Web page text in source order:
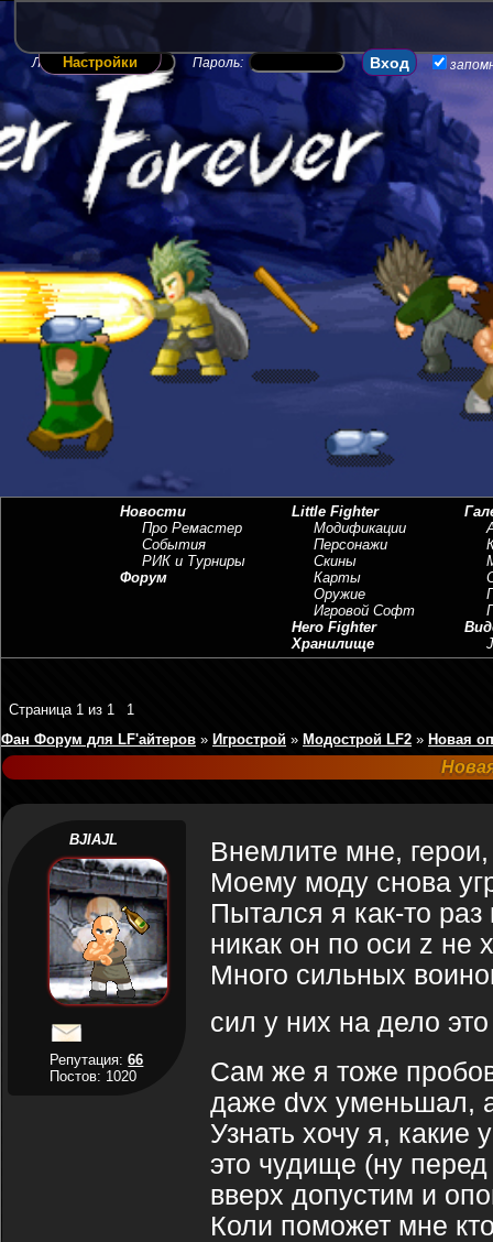
Логин: Пароль:
Настройки
Новости
Про Ремастер
События
РИК и Турниры
Форум
Little Fighter
Модификации
Персонажи
Скины
Карты
Оружие
Игровой Софт
Hero Fighter
Хранилище
Страница 1 из 1
1
Фан Форум для LF'айтеров » Игрострой » Модострой LF2 » Новая
BJIAJL
Репутация:66
Постов: 1020
Внемлите мне,
Моему моду снова
Пытался я как-то
никак он по оси z не
Много сильных
сил у них на дело
Сам же я тоже
даже dvx уменьшал,
Узнать хочу я, какие
это чудище (ну
вверх допустим и
Коли поможет мне